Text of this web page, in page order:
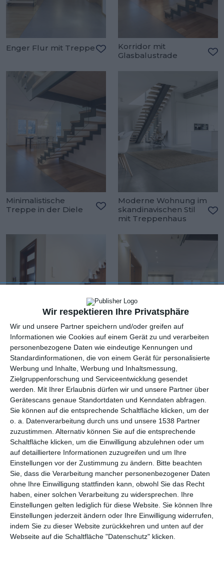
Wir respektieren Ihre Privatsphäre
Wir und unsere Partner speichern und/oder greifen auf
Informationen wie Cookies auf einem Gerät zu und verarbeiten
personenbezogene Daten wie eindeutige Kennungen und
Standardinformationen, die von einem Gerät für personalisierte
Werbung und Inhalte, Werbung und Inhaltsmessung,
Zielgruppenforschung und Serviceentwicklung gesendet
werden.
Mit Ihrer Erlaubnis dürfen wir und unsere Partner über
Gerätescans genaue Standortdaten und Kenndaten abfragen.
Sie können auf die entsprechende Schaltfläche klicken, um der
o. a. Datenverarbeitung durch uns und unsere 1538 Partner
zuzustimmen. Alternativ können Sie auf die entsprechende
Schaltfläche klicken, um die Einwilligung abzulehnen oder um
auf detailliertere Informationen zuzugreifen und um Ihre
Einstellungen vor der Zustimmung zu ändern.
Bitte beachten
Sie, dass die Verarbeitung mancher personenbezogener Daten
ohne Ihre Einwilligung stattfinden kann, obwohl Sie das Recht
haben, einer solchen Verarbeitung zu widersprechen. Ihre
Einstellungen gelten lediglich für diese Website. Sie können Ihre
Einstellungen jederzeit ändern oder Ihre Einwilligung widerrufen,
indem Sie zu dieser Website zurückkehren und unten auf der
Webseite auf die Schaltfläche "Datenschutz" klicken.
Enger Flur mit Treppe
Zu den Favoriten hinzufügen
Korridor mit
Glasbalustrade
Minimalistische
Treppe in der Diele
Zu den Favoriten hinzufügen
Moderne Wohnung im
skandinavischen Stil
mit Treppenhaus
Brauner und weißer
Korridor
Zu den Favoriten hinzufügen
Flur mit Treppe mit
Glasbalustrade
Flur mit weißem
Backstein an der
Wand
Zu den Favoriten hinzufügen
Grauer Korridor